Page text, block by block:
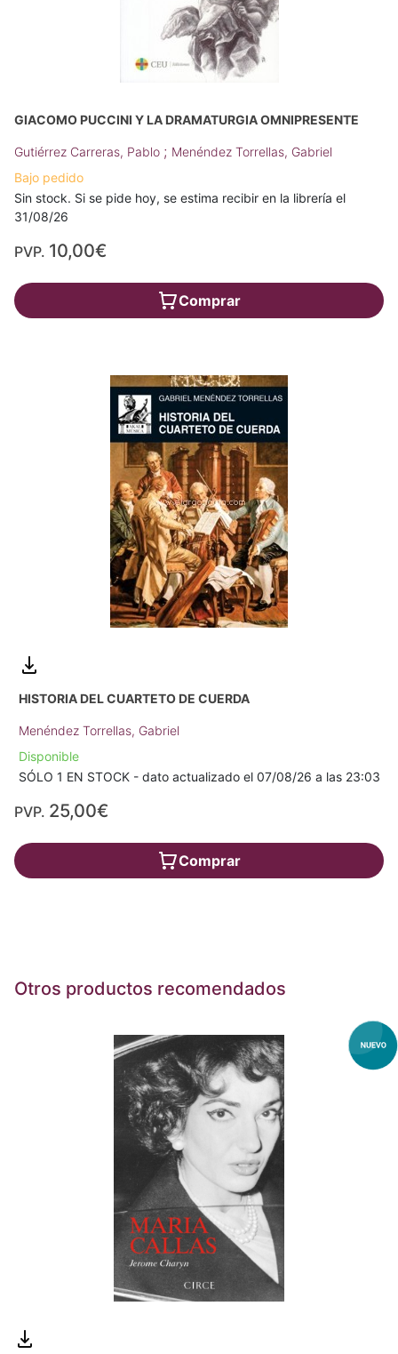
GIACOMO PUCCINI Y LA DRAMATURGIA OMNIPRESENTE
Gutiérrez Carreras, Pablo ; Menéndez Torrellas, Gabriel
Bajo pedido
Sin stock. Si se pide hoy, se estima recibir en la librería el
31/08/26
PVP. 10,00€
Comprar
HISTORIA DEL CUARTETO DE CUERDA
Menéndez Torrellas, Gabriel
Disponible
SÓLO 1 EN STOCK - dato actualizado el 07/08/26 a las 23:03
PVP. 25,00€
Comprar
Otros productos recomendados